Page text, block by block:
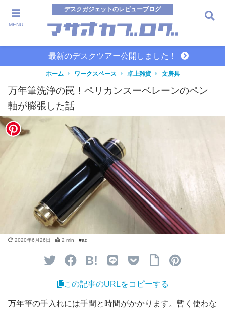
MENU
デスクガジェットのレビューブログ
最新のデスクツアー公開しました！
ホーム ワークスペース 卓上雑貨 文房具
万年筆洗浄の罠！ペリカンスーベレーンのペン
軸が膨張した話
2020年6月26日 2 min
B!
この記事のURLをコピーする
万年筆の手入れには手間と時間がかかります。暫く使わな